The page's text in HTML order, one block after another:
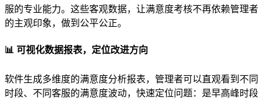
服的专业能力。这些客观数据，让满意度考核不再依赖管理者
的主观印象，做到公平公正。
📊 可视化数据报表，定位改进方向
软件生成多维度的满意度分析报表，管理者可以直观看到不同
时段、不同客服的满意度波动，快速定位问题：是早高峰时段